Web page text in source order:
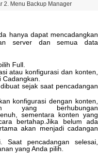
2. Menu Backup Manager
hanya dapat mencadangkan
server dan semua
data
Full
atau konfigurasi dan konten
Cadangkan
dibuat sejak saat pencadangan
konfigurasi dengan konten
yang
berhubungan
sementara konten yang
bertahap .Jika belum
ada
akan menjadi cadangan
Saat pencadangan selesai
yang Anda pilih